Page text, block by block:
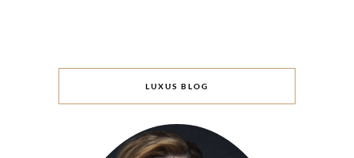
LUXUS BLOG